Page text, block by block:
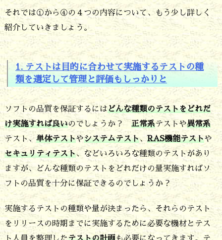
理
と
評
価
も
し
っ
か
り
と
3.
テ
ス
ト
それでは①から④の４つの内容について、もう少し詳しく
紹介していきましょう。
1. テストは目的に合わせて実施するテストの種
類を選定して管理と評価もしっかりと
ソフトの品質を保証するにはどんな種類のテストをどれだ
け実施すれば良いのでしょうか？ 正常系テストや異常系
テスト、 単体テストやシステムテスト、RAS機能テストや
セキュリティテスト、などいろいろな種類のテストがあり
ますが、どんな種類のテストをどれだけの量実施すればソ
フトの品質を十分に保証できるのでしょうか？
実施するテストの種類や量が決まったら、それらのテスト
をリリースの時期までに実施するために必要な機材とテス